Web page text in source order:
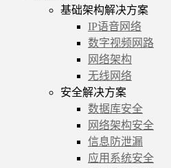
基础架构解决方案
IP语音网络
数字视频网路
网络架构
无线网络
安全解决方案
数据库安全
网络架构安全
信息防泄漏
应用系统安全